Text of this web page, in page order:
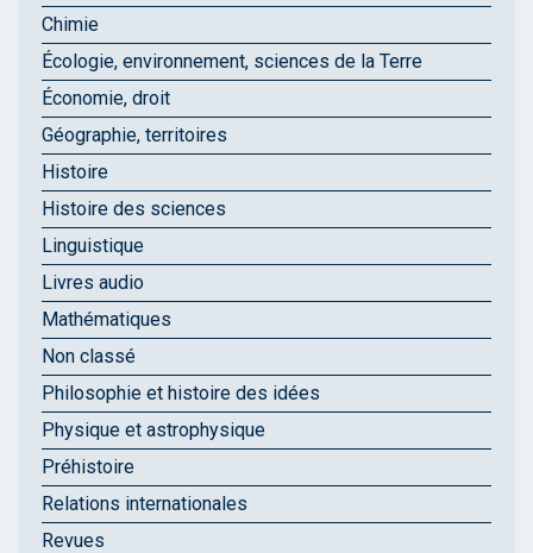
Chimie
Écologie, environnement, sciences de la Terre
Économie, droit
Géographie, territoires
Histoire
Histoire des sciences
Linguistique
Livres audio
Mathématiques
Non classé
Philosophie et histoire des idées
Physique et astrophysique
Préhistoire
Relations internationales
Revues